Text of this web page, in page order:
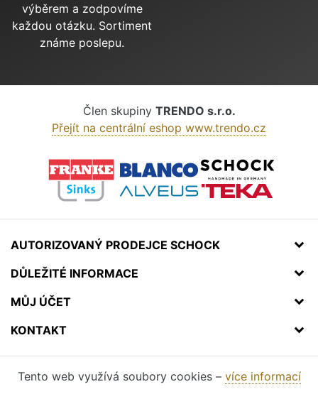
výběrem a zodpovíme
každou otázku. Sortiment
známe poslepu.
Člen skupiny TRENDO s.r.o.
Přejít na centrální eshop www.trendo.cz
AUTORIZOVANÝ PRODEJCE SCHOCK
DŮLEŽITÉ INFORMACE
MŮJ ÚČET
KONTAKT
Tento web využívá soubory cookies – více informací